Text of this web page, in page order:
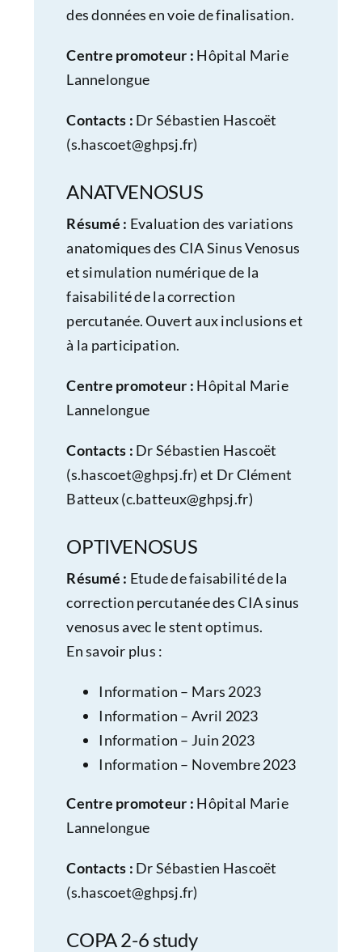
des données en voie de finalisation.
Centre promoteur : Hôpital Marie
Lannelongue
Contacts : Dr Sébastien Hascoët
(s.hascoet@ghpsj.fr)
ANATVENOSUS
Résumé : Evaluation des variations
anatomiques des CIA Sinus Venosus
et simulation numérique de la
faisabilité de la correction
percutanée. Ouvert aux inclusions et
à la participation.
Centre promoteur : Hôpital Marie
Lannelongue
Contacts : Dr Sébastien Hascoët
(s.hascoet@ghpsj.fr) et Dr Clément
Batteux (c.batteux@ghpsj.fr)
OPTIVENOSUS
Résumé : Etude de faisabilité de la
correction percutanée des CIA sinus
venosus avec le stent optimus.
En savoir plus :
Information – Mars 2023
Information – Avril 2023
Information – Juin 2023
Information – Novembre 2023
Centre promoteur : Hôpital Marie
Lannelongue
Contacts : Dr Sébastien Hascoët
(s.hascoet@ghpsj.fr)
COPA 2-6 study